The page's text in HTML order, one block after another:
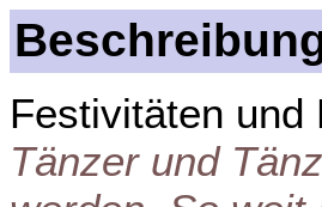
Festivitäten
Tänzer und